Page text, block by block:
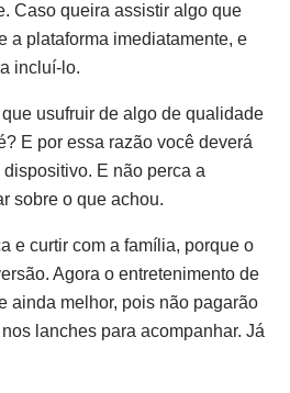
Caso queira assistir algo que
a plataforma imediatamente, e
incluí-lo.
usufruir de algo de qualidade
E por essa razão você deverá
E não perca a
sobre o que achou.
e curtir com a família, porque o
Agora o entretenimento de
ainda melhor, pois não pagarão
lanches para acompanhar. Já